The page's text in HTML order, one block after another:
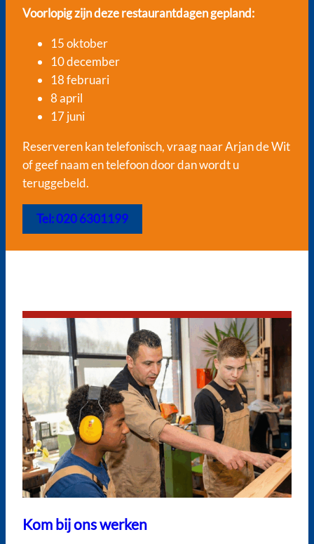
Voorlopig zijn deze restaurantdagen gepland:
15 oktober
10 december
18 februari
8 april
17 juni
Reserveren kan telefonisch, vraag naar Arjan de Wit
of geef naam en telefoon door dan wordt u
teruggebeld.
Tel: 020 6301199
Kom bij ons werken